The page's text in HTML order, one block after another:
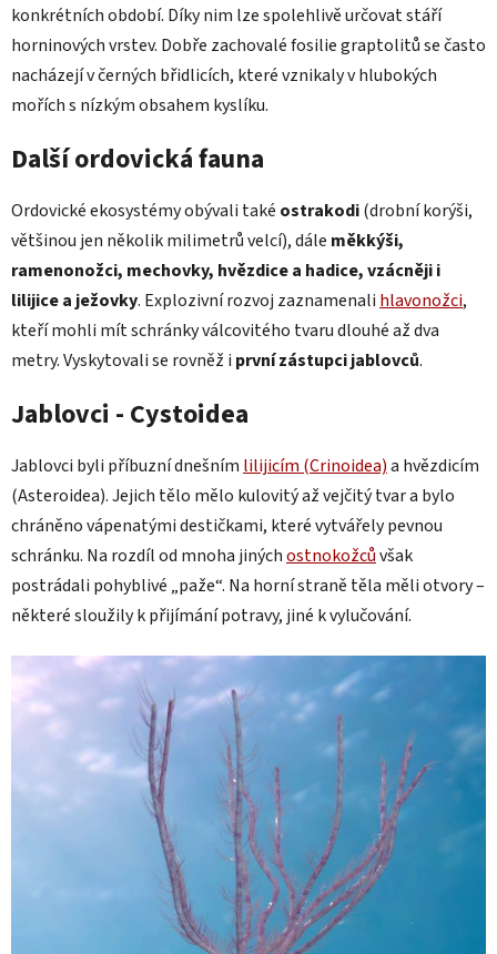
konkrétních období. Díky nim lze spolehlivě určovat stáří
horninových vrstev. Dobře zachovalé fosilie graptolitů se často
nacházejí v černých břidlicích, které vznikaly v hlubokých
mořích s nízkým obsahem kyslíku.
Další ordovická fauna
Ordovické ekosystémy obývali také ostrakodi(drobní korýši,
většinou jen několik milimetrů velcí), dále měkkýši,
ramenonožci, mechovky, hvězdice a hadice, vzácněji i
lilijice a ježovky. Explozivní rozvoj zaznamenali hlavonožci,
kteří mohli mít schránky válcovitého tvaru dlouhé až dva
metry. Vyskytovali se rovněž i první zástupci jablovců.
Jablovci - Cystoidea
Jablovci byli příbuzní dnešním lilijicím (Crinoidea)a hvězdicím
(Asteroidea). Jejich tělo mělo kulovitý až vejčitý tvar a bylo
chráněno vápenatými destičkami, které vytvářely pevnou
schránku. Na rozdíl od mnoha jinýchostnokožcůvšak
postrádali pohyblivé „paže“. Na horní straně těla měli otvory –
některé sloužily k přijímání potravy, jiné k vylučování.